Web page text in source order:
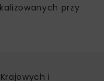
przy
i